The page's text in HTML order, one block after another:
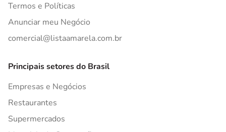
Termos e Políticas
Anunciar meu Negócio
comercial@listaamarela.com.br
Principais setores do Brasil
Empresas e Negócios
Restaurantes
Supermercados